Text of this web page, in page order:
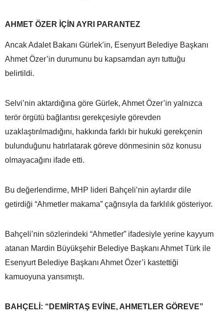
AHMET ÖZER İÇİN AYRI PARANTEZ
Ancak Adalet Bakanı Gürlek’in, Esenyurt Belediye Başkanı
Ahmet Özer’in durumunu bu kapsamdan ayrı tuttuğu
belirtildi.
Selvi’nin aktardığına göre Gürlek, Ahmet Özer’in yalnızca
terör örgütü bağlantısı gerekçesiyle görevden
uzaklaştırılmadığını, hakkında farklı bir hukuki gerekçenin
bulunduğunu hatırlatarak göreve dönmesinin söz konusu
olmayacağını ifade etti.
Bu değerlendirme, MHP lideri Bahçeli’nin aylardır dile
getirdiği “Ahmetler makama” çağrısıyla da farklılık gösteriyor.
Bahçeli’nin sözlerindeki “Ahmetler” ifadesiyle yerine kayyum
atanan Mardin Büyükşehir Belediye Başkanı Ahmet Türk ile
Esenyurt Belediye Başkanı Ahmet Özer’i kastettiği
kamuoyuna yansımıştı.
BAHÇELİ: “DEMİRTAŞ EVİNE, AHMETLER GÖREVE”